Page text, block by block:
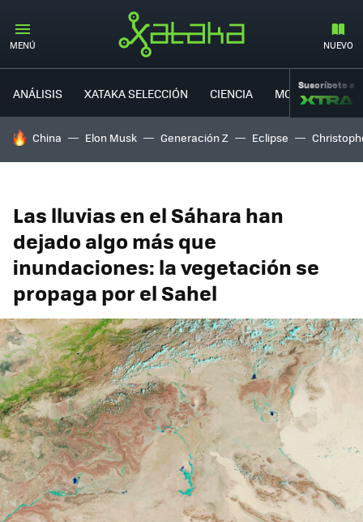
MENÚ NUEVO
ANÁLISIS XATAKA SELECCIÓN CIENCIA MOVILIDAD
Suscríbete a
HOY SE HABLA DE
China Elon Musk Generación Z Eclipse
Las lluvias en el Sáhara han
dejado algo más que
inundaciones: la vegetación se
propaga por el Sahel